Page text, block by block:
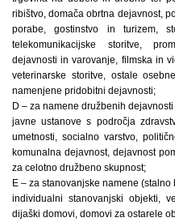
ribištvo, domača obrtna dejavnost,
porabe, gostinstvo in turizem,
telekomunikacijske storitve,
dejavnosti in varovanje, filmska in
veterinarske storitve, ostale
namenjene pridobitni dejavnosti;
D – za namene družbenih
javne ustanove s področja
umetnosti, socialno varstvo,
komunalna dejavnost, dejavnost
za celotno družbeno skupnost;
E – za stanovanjske namene (stalno
individualni stanovanjski objekti,
dijaški domovi, domovi za ostarele